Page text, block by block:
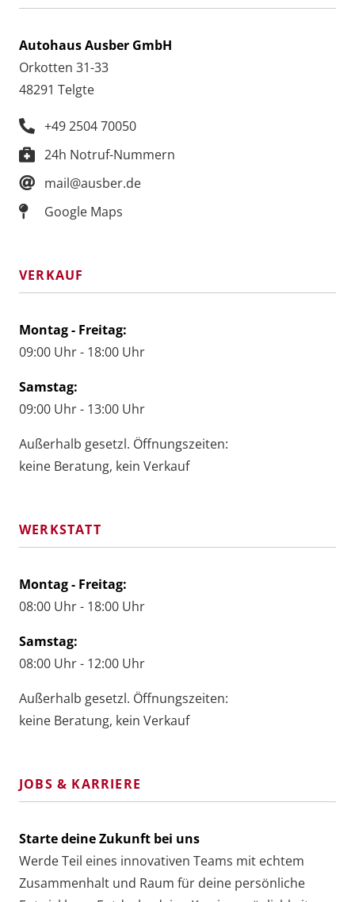
Autohaus Ausber GmbH
Orkotten 31-33
48291 Telgte
+49 2504 70050
24h Notruf-Nummern
mail@ausber.de
Google Maps
VERKAUF
Montag - Freitag:
09:00 Uhr - 18:00 Uhr
Samstag:
09:00 Uhr - 13:00 Uhr
Außerhalb gesetzl. Öffnungszeiten:
keine Beratung, kein Verkauf
WERKSTATT
Montag - Freitag:
08:00 Uhr - 18:00 Uhr
Samstag:
08:00 Uhr - 12:00 Uhr
Außerhalb gesetzl. Öffnungszeiten:
keine Beratung, kein Verkauf
JOBS & KARRIERE
Starte deine Zukunft bei uns
Werde Teil eines innovativen Teams mit echtem
Zusammenhalt und Raum für deine persönliche